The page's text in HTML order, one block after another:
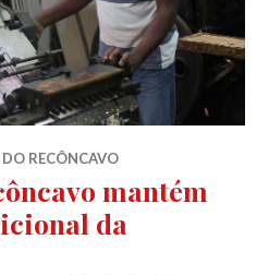
DO RECÔNCAVO
mantém
da